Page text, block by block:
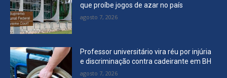
que proíbe jogos de azar no país
agosto 7, 2026
Professor universitário vira réu por injúria
e discriminação contra cadeirante em BH
agosto 7, 2026